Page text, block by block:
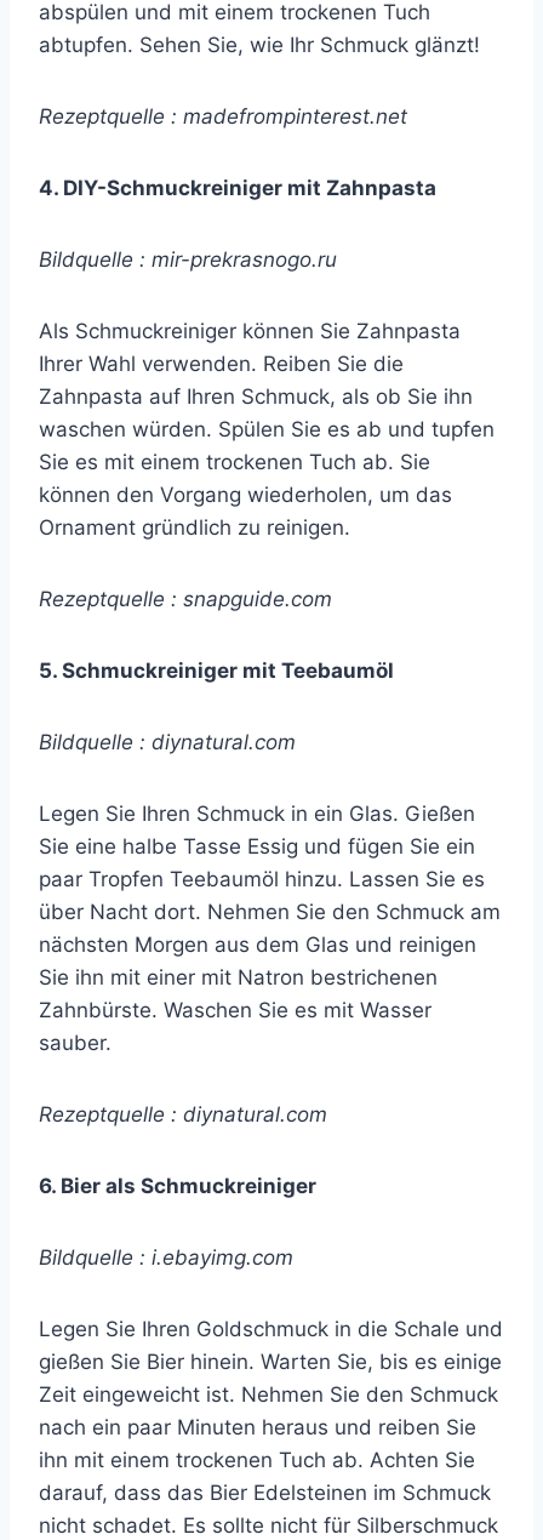
abspülen und mit einem trockenen Tuch
abtupfen. Sehen Sie, wie Ihr Schmuck glänzt!
Rezeptquelle : madefrompinterest.net
4. DIY-Schmuckreiniger mit Zahnpasta
Bildquelle : mir-prekrasnogo.ru
Als Schmuckreiniger können Sie Zahnpasta
Ihrer Wahl verwenden. Reiben Sie die
Zahnpasta auf Ihren Schmuck, als ob Sie ihn
waschen würden. Spülen Sie es ab und tupfen
Sie es mit einem trockenen Tuch ab. Sie
können den Vorgang wiederholen, um das
Ornament gründlich zu reinigen.
Rezeptquelle : snapguide.com
5. Schmuckreiniger mit Teebaumöl
Bildquelle : diynatural.com
Legen Sie Ihren Schmuck in ein Glas. Gießen
Sie eine halbe Tasse Essig und fügen Sie ein
paar Tropfen Teebaumöl hinzu. Lassen Sie es
über Nacht dort. Nehmen Sie den Schmuck am
nächsten Morgen aus dem Glas und reinigen
Sie ihn mit einer mit Natron bestrichenen
Zahnbürste. Waschen Sie es mit Wasser
sauber.
Rezeptquelle : diynatural.com
6. Bier als Schmuckreiniger
Bildquelle : i.ebayimg.com
Legen Sie Ihren Goldschmuck in die Schale und
gießen Sie Bier hinein. Warten Sie, bis es einige
Zeit eingeweicht ist. Nehmen Sie den Schmuck
nach ein paar Minuten heraus und reiben Sie
ihn mit einem trockenen Tuch ab. Achten Sie
darauf, dass das Bier Edelsteinen im Schmuck
nicht schadet. Es sollte nicht für Silberschmuck